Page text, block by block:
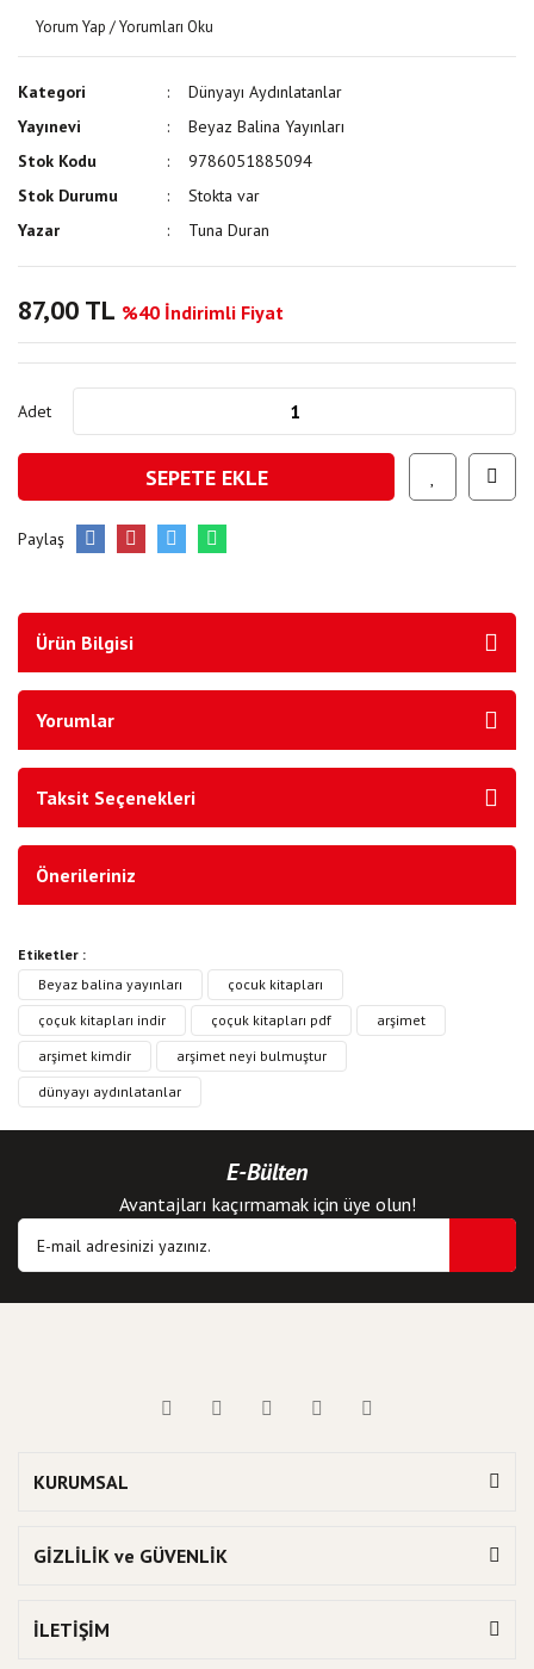
Yorum Yap / Yorumları Oku
Kategori
Dünyayı Aydınlatanlar
Yayınevi
Beyaz Balina Yayınları
Stok Kodu
9786051885094
Stok Durumu
Stokta var
Yazar
Tuna Duran
87,00 TL %40 İndirimli Fiyat
Adet
SEPETE EKLE
Paylaş
Ürün Bilgisi
Yorumlar
Taksit Seçenekleri
Önerileriniz
Etiketler :
Beyaz balina yayınları
çocuk kitapları
çoçuk kitapları indir
çoçuk kitapları pdf
arşimet
arşimet kimdir
arşimet neyi bulmuştur
dünyayı aydınlatanlar
E-Bülten
Avantajları kaçırmamak için üye olun!
KURUMSAL
GİZLİLİK ve GÜVENLİK
İLETİŞİM